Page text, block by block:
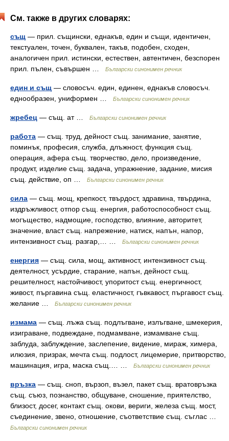
См. также в других словарях:
същ — прил. същински, еднакъв, един и същи, идентичен,
текстуален, точен, буквален, такъв, подобен, сходен,
аналогичен прил. истински, естествен, автентичен, безспорен
прил. пълен, съвършен …
Български синонимен речник
един и същ — словосъч. един, единен, еднакъв словосъч.
еднообразен, униформен …
Български синонимен речник
жребец — същ. ат … Български синонимен речник
работа — същ. труд, дейност същ. занимание, занятие,
поминък, професия, служба, длъжност, функция същ.
операция, афера същ. творчество, дело, произведение,
продукт, изделие същ. задача, упражнение, задание, мисия
същ. действие, оп …
Български синонимен речник
сила — същ. мощ, крепкост, твърдост, здравина, твърдина,
издръжливост, отпор същ. енергия, работоспособност същ.
могъщество, надмощие, господство, влияние, авторитет,
значение, власт същ. напрежение, натиск, напън, напор,
интензивност същ. разгар,… …
Български синонимен речник
енергия — същ. сила, мощ, активност, интензивност същ.
деятелност, усърдие, старание, напън, дейност същ.
решителност, настойчивост, упоритост същ. енергичност,
живост, пъргавина същ. еластичност, гъвкавост, пъргавост същ.
желание …
Български синонимен речник
измама — същ. лъжа същ. подлъгване, излъгване, шмекерия,
изиграване, подвеждане, подмамване, измамване същ.
заблуда, заблуждение, заслепение, видение, мираж, химера,
илюзия, призрак, мечта същ. подлост, лицемерие, притворство,
машинация, игра, маска същ.… …
Български синонимен речник
връзка — същ. сноп, вързоп, възел, пакет същ. вратовръзка
същ. съюз, познанство, общуване, сношение, приятелство,
близост, досег, контакт същ. окови, вериги, железа същ. мост,
съединение, звено, отношение, съответствие същ. съглас …
Български синонимен речник